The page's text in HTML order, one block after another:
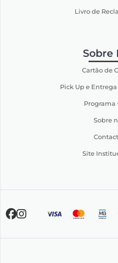
Livro de
Sobre
Cartão de
Pick Up e
Programa
Sobre
Site